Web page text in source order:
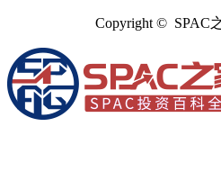
Copyright © SPAC